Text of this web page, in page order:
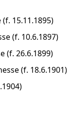
15.11.1895)
(f. 10.6.1897)
(f. 26.6.1899)
(f. 18.6.1901)